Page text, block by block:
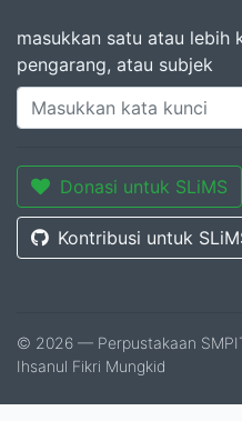
masukkan satu atau lebih
pengarang, atau subjek
Donasi untuk SLiMS
Kontribusi untuk
© 2026 — Perpustakaan
Ihsanul Fikri Mungkid